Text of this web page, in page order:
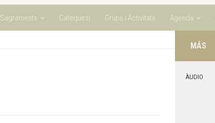
Sagraments Catequesi Grups i Activitats Agenda
MÁS
ÀUDIO